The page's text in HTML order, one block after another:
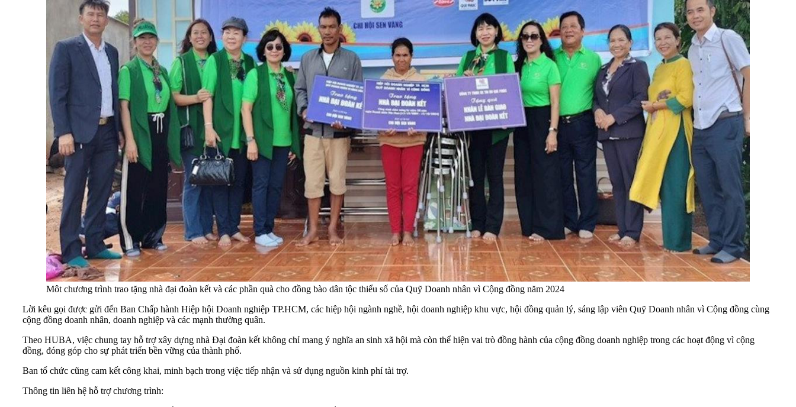
Môt chương trình trao tặng nhà đại đoàn kết và các phần quà cho đồng bào dân tộc thiểu số của Quỹ Doanh nhân vì Cộng đồng năm 2024
Lời kêu gọi được gửi đến Ban Chấp hành Hiệp hội Doanh nghiệp TP.HCM, các hiệp hội ngành nghề, hội doanh nghiệp khu vực, hội đồng quản lý, sáng lập viên Quỹ Doanh nhân vì Cộng đồng cùng
cộng đồng doanh nhân, doanh nghiệp và các mạnh thường quân.
Theo HUBA, việc chung tay hỗ trợ xây dựng nhà Đại đoàn kết không chỉ mang ý nghĩa an sinh xã hội mà còn thể hiện vai trò đồng hành của cộng đồng doanh nghiệp trong các hoạt động vì cộng
đồng, đóng góp cho sự phát triển bền vững của thành phố.
Ban tổ chức cũng cam kết công khai, minh bạch trong việc tiếp nhận và sử dụng nguồn kinh phí tài trợ.
Thông tin liên hệ hỗ trợ chương trình: